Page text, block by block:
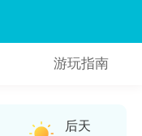
游玩指南
后天